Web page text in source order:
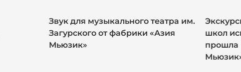
Звук для музыкального театра им.
Загурского от фабрики «Азия
Мьюзик»
школ
прошла